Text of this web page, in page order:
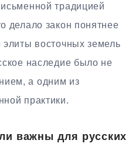
традицией
делало закон понятнее
элиты восточных земель
наследие было не
а одним из
практики.
важны для русских